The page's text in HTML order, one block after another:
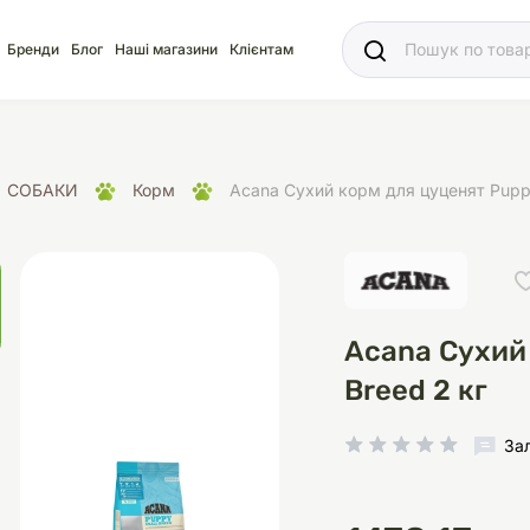
Наповнювачі
для кліток
акваріума Акваріуми
Бренди Блог Наші магазини Клієнтам
СОБАКИ Корм Acana Сухий корм для цуценят
Acana
Breed 2 кг